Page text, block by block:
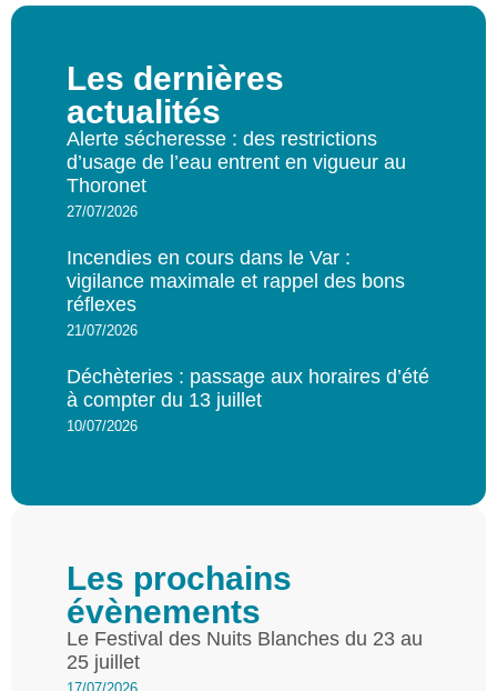
Les dernières
actualités
Alerte sécheresse : des restrictions
d’usage de l’eau entrent en vigueur au
Thoronet
27/07/2026
Incendies en cours dans le Var :
vigilance maximale et rappel des bons
réflexes
21/07/2026
Déchèteries : passage aux horaires d’été
à compter du 13 juillet
10/07/2026
Les prochains
évènements
Le Festival des Nuits Blanches du 23 au
25 juillet